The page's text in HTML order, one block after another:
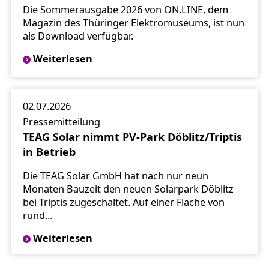
Die Sommerausgabe 2026 von ON.LINE, dem
Magazin des Thüringer Elektromuseums, ist nun
als Download verfügbar.
Weiterlesen
02.07.2026
Pressemitteilung
TEAG Solar nimmt PV-Park Döblitz/Triptis
in Betrieb
Die TEAG Solar GmbH hat nach nur neun
Monaten Bauzeit den neuen Solarpark Döblitz
bei Triptis zugeschaltet. Auf einer Fläche von
rund...
Weiterlesen